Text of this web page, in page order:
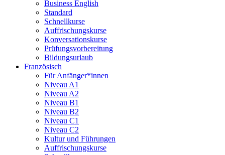
Business English
Standard
Schnellkurse
Auffrischungskurse
Konversationskurse
Prüfungsvorbereitung
Bildungsurlaub
Französisch
Für Anfänger*innen
Niveau A1
Niveau A2
Niveau B1
Niveau B2
Niveau C1
Niveau C2
Kultur und Führungen
Auffrischungskurse